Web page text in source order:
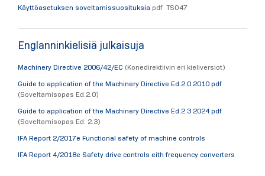
Käyttöasetuksen soveltamissuosituksia pdf TSO47
Englanninkielisiä julkaisuja
Machinery Directive 2006/42/EC ​​ (Konedirektiivin eri kieliversiot)
Guide to application of the Machinery Directive Ed.2.0 2010 pdf
(Soveltamisopas Ed.2.0)
Guide to application of the Machinery Directive Ed.2.3 2024 pdf
(Soveltamisopas Ed. 2.3)
IFA Report 2/2017e Functional safety of machine controls
IFA Report 4/2018e Safety drive controls eith frequency converters